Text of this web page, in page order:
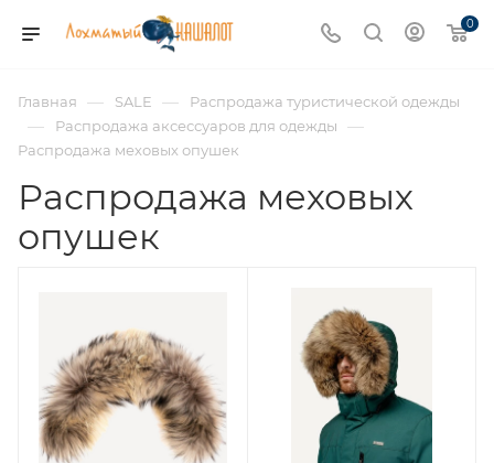
0
Главная — SALE — Распродажа туристической одежды
— Распродажа аксессуаров для одежды —
Распродажа меховых опушек
Распродажа меховых
опушек